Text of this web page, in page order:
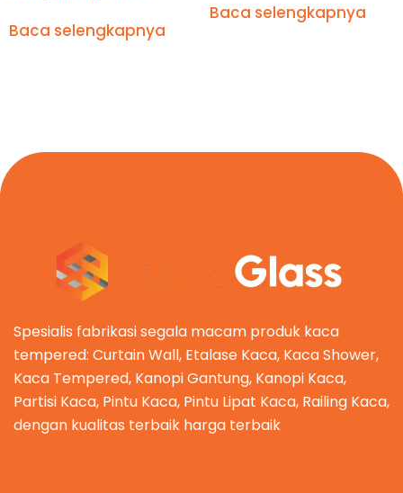
Baca selengkapnya
Baca selengkapnya
Spesialis fabrikasi segala macam produk kaca
tempered: Curtain Wall, Etalase Kaca, Kaca Shower,
Kaca Tempered, Kanopi Gantung, Kanopi Kaca,
Partisi Kaca, Pintu Kaca, Pintu Lipat Kaca, Railing Kaca,
dengan kualitas terbaik harga terbaik